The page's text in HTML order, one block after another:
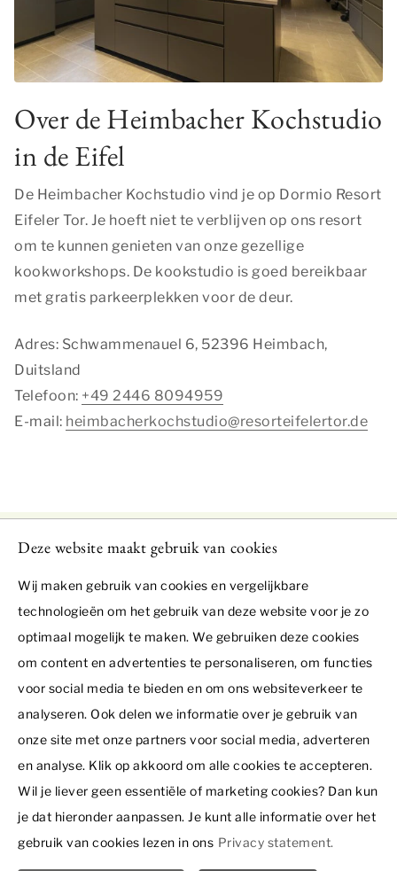
Over de Heimbacher Kochstudio
in de Eifel
De Heimbacher Kochstudio vind je op Dormio Resort
Eifeler Tor. Je hoeft niet te verblijven op ons resort
om te kunnen genieten van onze gezellige
kookworkshops. De kookstudio is goed bereikbaar
met gratis parkeerplekken voor de deur.
Adres: Schwammenauel 6, 52396 Heimbach,
Duitsland
Telefoon: +49 2446 8094959
​E-mail: heimbacherkochstudio@resorteifelertor.de
Heimbacher Kochstudio
Duitse kookworkshop
Italiaanse kookworkshop
Mediterrane kookworkshop
Contact of aanmelden
Hoe werkt het?
Overnachten
Heimbacher Kochstudio
Schwammenauel 6
52396 in Heimbach
Privacy statement
Disclaimer
Deze website maakt gebruik van cookies
Wij maken gebruik van cookies en vergelijkbare
technologieën om het gebruik van deze website voor je zo
optimaal mogelijk te maken. We gebruiken deze cookies
om content en advertenties te personaliseren, om functies
voor social media te bieden en om ons websiteverkeer te
analyseren. Ook delen we informatie over je gebruik van
onze site met onze partners voor social media, adverteren
en analyse. Klik op akkoord om alle cookies te accepteren.
Wil je liever geen essentiële of marketing cookies? Dan kun
je dat hieronder aanpassen. Je kunt alle informatie over het
gebruik van cookies lezen in ons Privacy statement.